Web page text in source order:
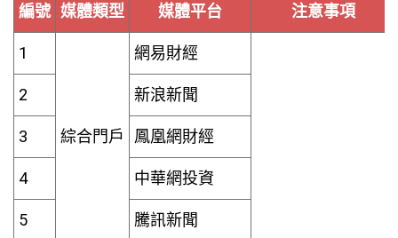
編號 媒體類型 媒體平台 注意事項
1
綜合門戶
網易財經
2 新浪新聞
3 鳳凰網財經
4 中華網投資
5 騰訊新聞